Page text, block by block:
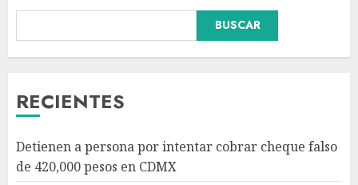
BUSCAR
RECIENTES
Detienen a persona por intentar cobrar cheque falso
de 420,000 pesos en CDMX
Falla en sistema Booster de El
Carrizo deja sin agua a 147
Sectores obrero y empresarial
piden al IMSS nuevo hospital
en Guanajuato